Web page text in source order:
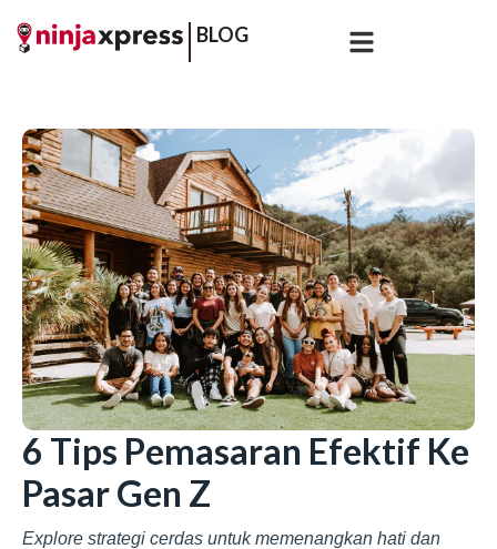
BLOG
6 Tips Pemasaran Efektif Ke
Pasar Gen Z
Explore strategi cerdas untuk memenangkan hati dan